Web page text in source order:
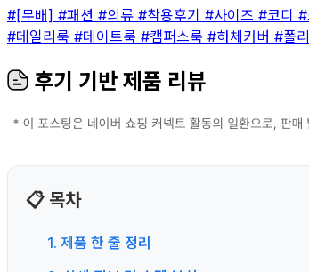
#[무배] #패션 #의류 #착용후기 #사이즈 #코디 #
#데일리룩 #데이트룩 #캠퍼스룩 #하체커버 #폴
후기 기반 제품 리뷰
📋 목차
1. 제품 한 줄 정리